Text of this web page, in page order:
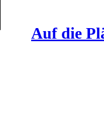
Auf die